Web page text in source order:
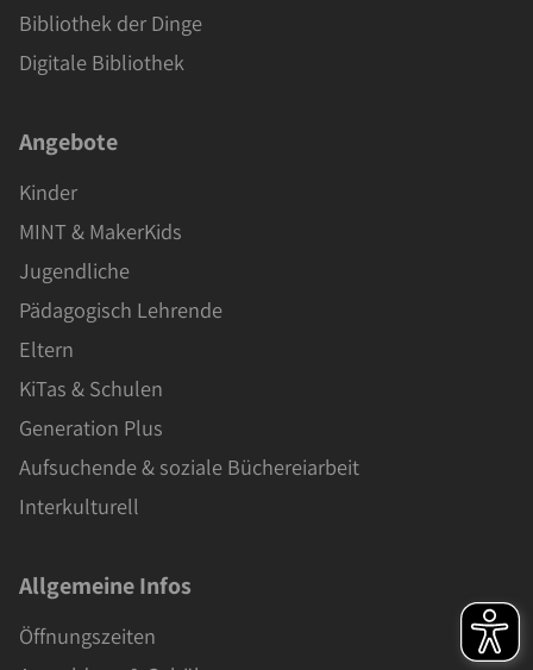
Bibliothek der Dinge
Digitale Bibliothek
Angebote
Kinder
MINT & MakerKids
Jugendliche
Pädagogisch Lehrende
Eltern
KiTas & Schulen
Generation Plus
Aufsuchende & soziale Büchereiarbeit
Interkulturell
Allgemeine Infos
Öffnungszeiten